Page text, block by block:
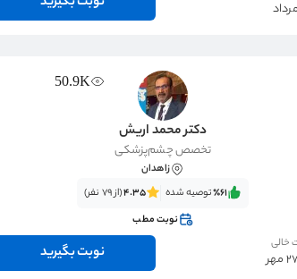
50.9K
دکتر محمد اریش
تخصص چشم‌پزشکی
زاهدان
٪61‌‌‌توصیه شده 4.35(از 79 نفر)
نوبت مطب
خالی
نوبت بگیرید